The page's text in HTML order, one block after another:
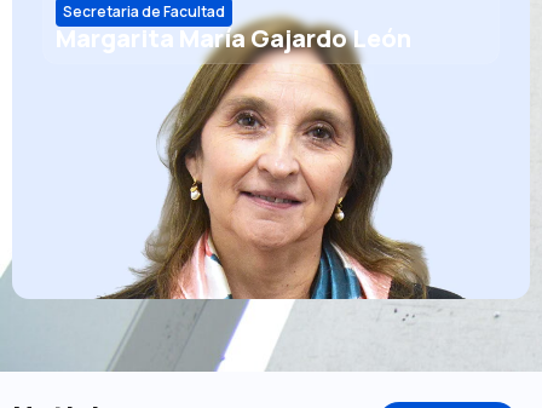
Secretaria de Facultad
Margarita María Gajardo León